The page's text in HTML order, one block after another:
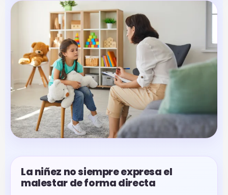
La niñez no siempre expresa el
malestar de forma directa